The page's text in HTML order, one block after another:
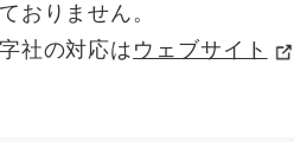
おりません。
社の対応はウェブサイト